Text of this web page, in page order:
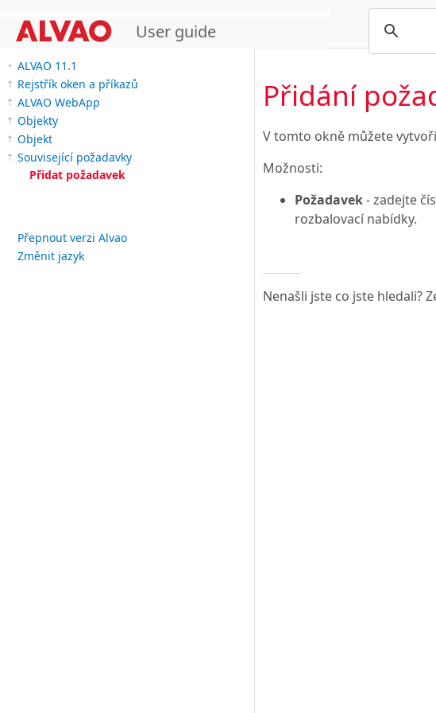
User guide
ALVAO 11.1
Rejstřík oken a příkazů
ALVAO WebApp
Objekty
Objekt
Související požadavky
Přidat požadavek
Přepnout verzi Alvao
Změnit jazyk
Přidání
V tomto okně můžete
Možnosti:
Požadavek- zadejte
rozbalovací nabídky.
Nenašli jste co jste hledali?